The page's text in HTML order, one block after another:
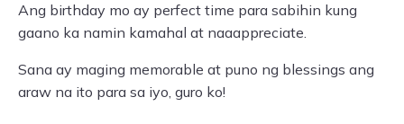
Ang birthday mo ay perfect time para sabihin kung
gaano ka namin kamahal at naaappreciate.
Sana ay maging memorable at puno ng blessings ang
araw na ito para sa iyo, guro ko!